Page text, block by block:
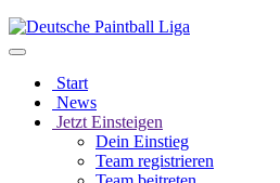
Start
News
Jetzt Einsteigen
Dein Einstieg
Team registrieren